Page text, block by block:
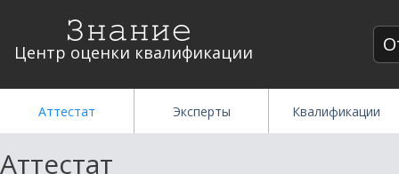
Центр оценки квалификации
Аттестат Эксперты Квалификации
Аттестат